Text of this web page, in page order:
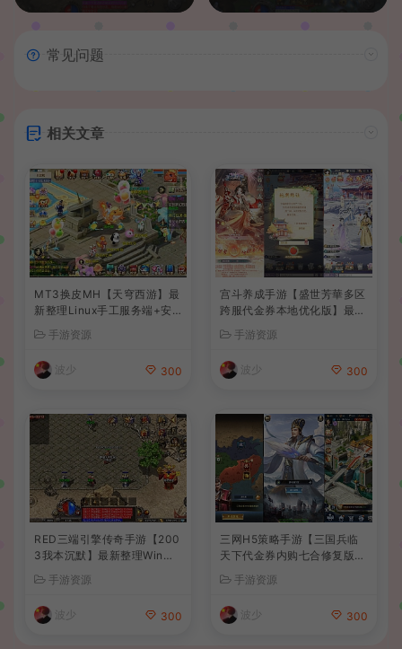
常见问题
相关文章
MT3换皮MH【天穹西游】最
新整理Linux手工服务端+安
卓苹果双端+GM后台+详细搭
建教程+全套源码+视频教程
手游资源
波少 300
宫斗养成手游【盛世芳華多区
跨服代金券本地优化版】最新
整理单机一键即玩端+Linux
手工服务端+CDK授权后台
+安卓+详细搭建教程
手游资源
波少 300
RED三端引擎传奇手游【200
3我本沉默】最新整理Win系
服务端+安卓苹果PC三端+详
细搭建教程
手游资源
波少 300
三网H5策略手游【三国兵临
天下代金券内购七合修复版】
最新整理单机一键即玩镜像端
+Linux手工服务端+管理后台
+GM授权后台+简易安卓客户
端+详细搭建教程+视频教程
手游资源
波少 300